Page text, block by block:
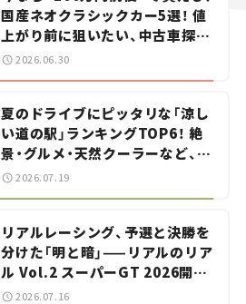
国産ネオクラシックカー5選！ 値
上がり前に狙いたい、中古車探し
をお手伝い――ちょっとイケてるマ
2026.06.30
夏のドライブにピッタリな「涼し
い道の駅」ランキングTOP6！ 絶
景・グルメ・天然クーラーなど、避
暑におすすめのスポットを紹介
2026.07.19
リアルレーシング、予選と決勝を
分けた「明と暗」——リアルのリア
ル Vol.2 スーパーGT 2026開幕
戦 岡山国際サーキット
2026.07.16